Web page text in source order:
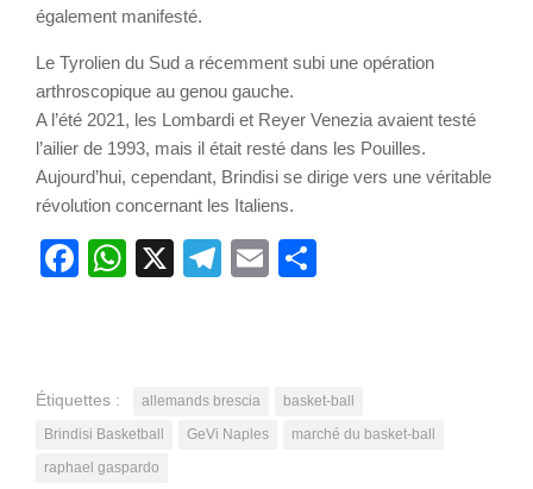
également manifesté.
Le Tyrolien du Sud a récemment subi une opération
arthroscopique au genou gauche.
A l’été 2021, les Lombardi et Reyer Venezia avaient testé
l’ailier de 1993, mais il était resté dans les Pouilles.
Aujourd’hui, cependant, Brindisi se dirige vers une véritable
révolution concernant les Italiens.
Facebook
WhatsApp
X Telegram
Email
Étiquettes : allemands brescia
basket-ball
Brindisi Basketball
GeVi Naples
marché du basket-ball
raphael gaspardo